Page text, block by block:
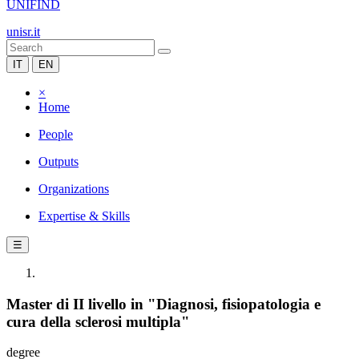
UNIFIND
unisr.it
IT EN
×
Home
People
Outputs
Organizations
Expertise & Skills
☰
Master di II livello in "Diagnosi, fisiopatologia e
cura della sclerosi multipla"
degree